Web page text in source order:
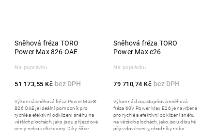
Sněhová fréza TORO
Power Max 826 OAE
Na poptávku
51 173,55 Kč
Výkonná sněhová fréza Power Max®
826 OAE je ideální pomocník pro
rychlé a efektivní odklízení sněhu na
větších plochách, jako jsou příjezdové
cesty nebo velké dvory. Díky šířce...
Sněhová fréza TORO
Power Max e26
Na poptávku
79 710,74 Kč
Výkonná dvoustupňová sněhová
fréza 60V Power Max E26 je navržena
pro rychlé a efektivní odklízení sněhu
na větších plochách, jako jsou dlouhé
příjezdové cesty, chodníky nebo...